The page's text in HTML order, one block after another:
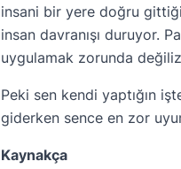
insani bir yere doğru
insan davranışı duruyor.
uygulamak zorunda
Peki sen kendi yaptığın
giderken sence en zor
Kaynakça